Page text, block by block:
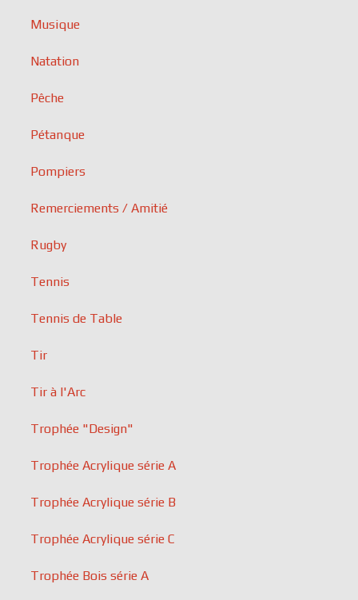
Musique
Natation
Pêche
Pétanque
Pompiers
Remerciements / Amitié
Rugby
Tennis
Tennis de Table
Tir
Tir à l'Arc
Trophée "Design"
Trophée Acrylique série A
Trophée Acrylique série B
Trophée Acrylique série C
Trophée Bois série A